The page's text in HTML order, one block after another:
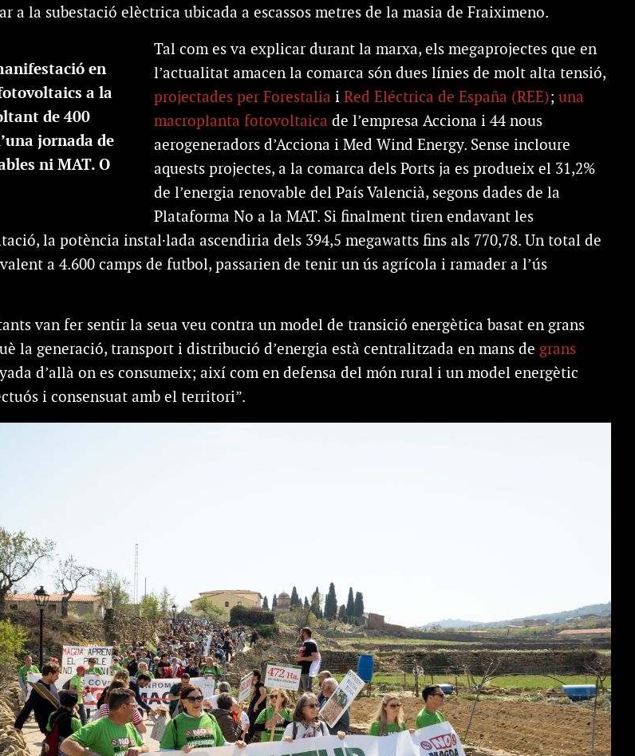
a la subestació elèctrica ubicada a escassos metres de la masia de Fraiximeno.
en
a la
de 400
jornada de
ni MAT. O
Tal com es va explicar durant la marxa, els megaprojectes que en
l’actualitat amacen la comarca són dues línies de molt alta tensió,
projectades per Forestalia i Red Eléctrica de España (REE); una
macroplanta fotovoltaica de l’empresa Acciona i 44 nous
aerogeneradors d’Acciona i Med Wind Energy. Sense incloure
aquests projectes, a la comarca dels Ports ja es produeix el 31,2%
de l’energia renovable del País Valencià, segons dades de la
Plataforma No a la MAT. Si finalment tiren endavant les
la potència instal·lada ascendiria dels 394,5 megawatts fins als 770,78. Un total de
a 4.600 camps de futbol, passarien de tenir un ús agrícola i ramader a l’ús
van fer sentir la seua veu contra un model de transició energètica basat en grans
la generació, transport i distribució d’energia està centralitzada en mans de grans
d’allà on es consumeix; així com en defensa del món rural i un model energètic
i consensuat amb el territori”.